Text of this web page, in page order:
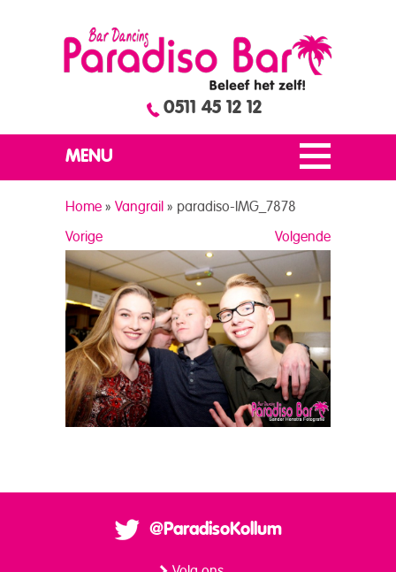
0511 45 12 12
MENU
Home » Vangrail » paradiso-IMG_7878
Volgende
Vorige
@ParadisoKollum